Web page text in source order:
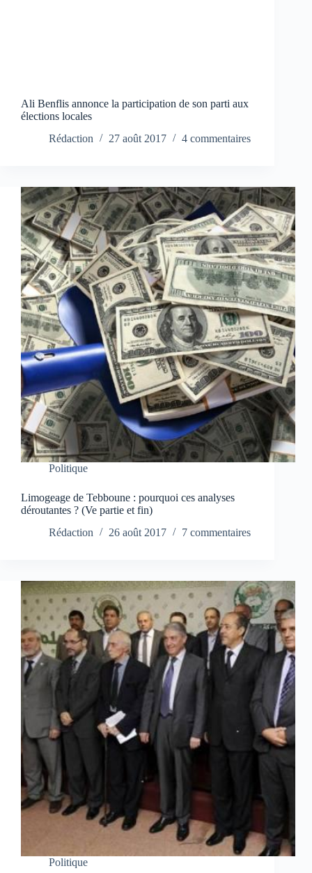
Ali Benflis annonce la participation de son parti aux
élections locales
Rédaction
27 août 2017 4 commentaires
Politique
Limogeage de Tebboune : pourquoi ces analyses
déroutantes ? (Ve partie et fin)
Rédaction
26 août 2017 7 commentaires
Politique